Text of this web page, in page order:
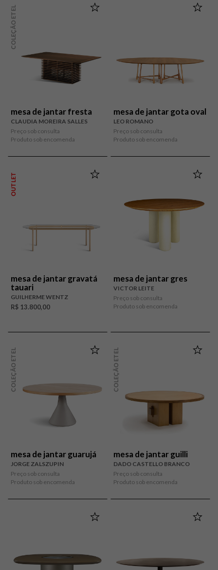
COLEÇÃO ETEL
mesa de jantar fresta
CLAUDIA MOREIRA SALLES
Preço sob consulta
Produto sob encomenda
mesa de jantar gota oval
LEO ROMANO
Preço sob consulta
Produto sob encomenda
OUTLET
mesa de jantar gravatá
tauari
GUILHERME WENTZ
R$ 13.800,00
mesa de jantar gres
VICTOR LEITE
Preço sob consulta
Produto sob encomenda
COLEÇÃO ETEL
mesa de jantar guarujá
JORGE ZALSZUPIN
Preço sob consulta
Produto sob encomenda
COLEÇÃO ETEL
mesa de jantar guilli
DADO CASTELLO BRANCO
Preço sob consulta
Produto sob encomenda